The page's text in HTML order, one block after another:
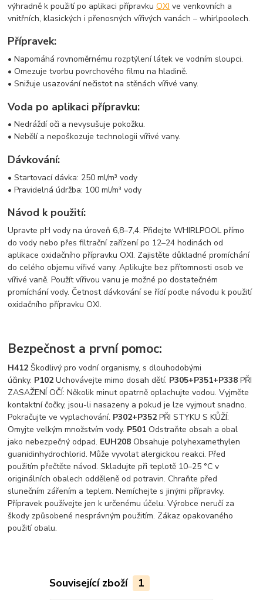
výhradně k použití po aplikaci přípravkuOXI ve venkovních a
vnitřních, klasických i přenosných vířivých vanách – whirlpoolech.
Přípravek:
• Napomáhá rovnoměrnému rozptýlení látek ve vodním sloupci.
• Omezuje tvorbu povrchového filmu na hladině.
• Snižuje usazování nečistot na stěnách vířivé vany.
Voda po aplikaci přípravku:
• Nedráždí oči a nevysušuje pokožku.
• Nebělí a nepoškozuje technologii vířivé vany.
Dávkování:
• Startovací dávka: 250 ml/m³ vody
• Pravidelná údržba: 100 ml/m³ vody
Návod k použití:
Upravte pH vody na úroveň 6,8–7,4. Přidejte WHIRLPOOL přímo
do vody nebo přes filtrační zařízení po 12–24 hodinách od
aplikace oxidačního přípravku OXI. Zajistěte důkladné promíchání
do celého objemu vířivé vany. Aplikujte bez přítomnosti osob ve
vířivé vaně. Použít vířivou vanu je možné po dostatečném
promíchání vody. Četnost dávkování se řídí podle návodu k použití
oxidačního přípravku OXI.
Bezpečnost a první pomoc:
H412 Škodlivý pro vodní organismy, s dlouhodobými
účinky. P102 Uchovávejte mimo dosah dětí. P305+P351+P338 PŘI
ZASAŽENÍ OČÍ: Několik minut opatrně oplachujte vodou. Vyjměte
kontaktní čočky, jsou-li nasazeny a pokud je lze vyjmout snadno.
Pokračujte ve vyplachování. P302+P352 PŘI STYKU S KŮŽÍ:
Omyjte velkým množstvím vody. P501 Odstraňte obsah a obal
jako nebezpečný odpad. EUH208 Obsahuje polyhexamethylen
guanidinhydrochlorid. Může vyvolat alergickou reakci. Před
použitím přečtěte návod. Skladujte při teplotě 10–25 °C v
originálních obalech odděleně od potravin. Chraňte před
slunečním zářením a teplem. Nemíchejte s jinými přípravky.
Přípravek používejte jen k určenému účelu. Výrobce neručí za
škody způsobené nesprávným použitím. Zákaz opakovaného
použití obalu.
Související zboží 1